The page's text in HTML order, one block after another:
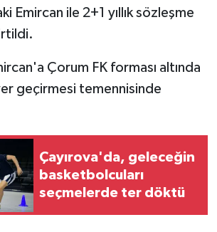
Emircan ile 2+1 yıllık sözleşme
Çorum FK forması altında
geçirmesi temennisinde
Çayırova'da, geleceğin
basketbolcuları
seçmelerde ter döktü